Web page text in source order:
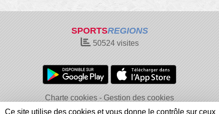
SPORTSREGIONS
50524visites
Charte cookies
Gestion des cookies
Informations légales
Signaler un contenu inapproprié
Ce site utilise des cookies et vous donne le contrôle sur ceux